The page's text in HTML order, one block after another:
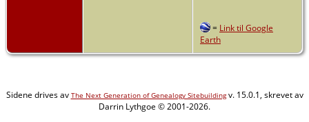
= Link til Google
Earth
Sidene drives av The Next Generation of Genealogy Sitebuildingv. 15.0.1, skrevet av
Darrin Lythgoe © 2001-2026.